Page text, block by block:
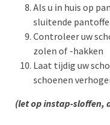
Als u in huis op
sluitende
Controleer uw
zolen of -hakken
Laat tijdig uw
schoenen
(let op instap-sloffen,